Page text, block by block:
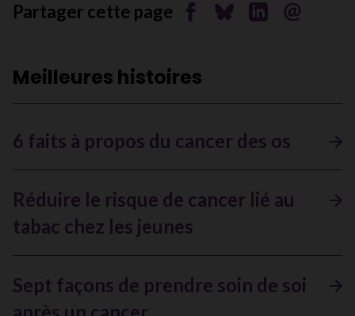
Partager cette page Partager sur Facebook
Partager sur Bluesky
Partager sur
Envoyer
Meilleures histoires
6 faits à propos du cancer des os
Réduire le risque de cancer lié au
tabac chez les jeunes
Sept façons de prendre soin de soi